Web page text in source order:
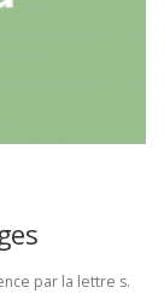
par la lettre s.